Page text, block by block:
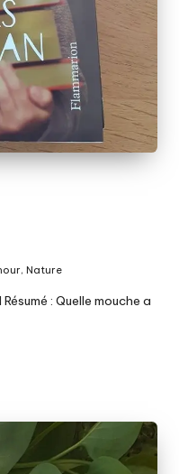
, Nature
: Quelle mouche a